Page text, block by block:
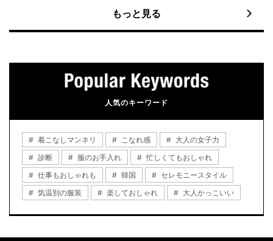
もっと見る
人気のキーワード
着こなしマンネリ こなれ感
大人の女子力
診断
服のお手入れ
忙しくてもおしゃれ
仕事もおしゃれも
韓国
セレモニースタイル
気温別の服装
楽しておしゃれ 大人かっこいい